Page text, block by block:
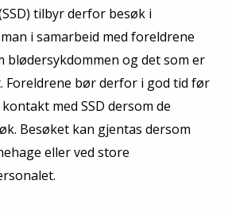
tilbyr derfor besøk i
i samarbeid med foreldrene
blødersykdommen og det som er
Foreldrene bør derfor i god tid før
med SSD dersom de
Besøket kan gjentas dersom
eller ved store